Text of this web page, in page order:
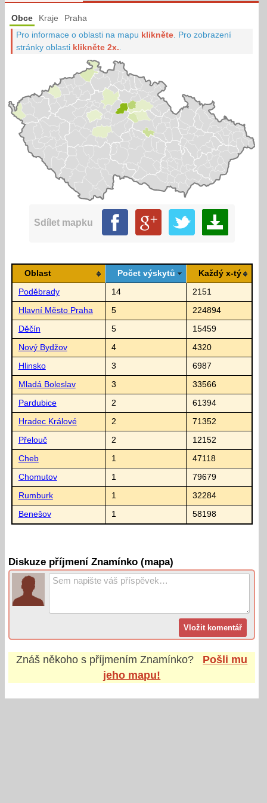
Obce Kraje Praha
Pro informace o oblasti na mapu klikněte Pro zobrazení
stránky oblasti klikněte 2x.
Sdílet mapku
Oblast Počet výskytů Každý x-tý
Poděbrady 14 2151
Hlavní Město Praha 5 224894
Děčín 5 15459
Nový Bydžov 4 4320
Hlinsko 3 6987
Mladá Boleslav 3 33566
Pardubice 2 61394
Hradec Králové 2 71352
Přelouč 2 12152
Cheb 1 47118
Chomutov 1 79679
Rumburk 1 32284
Benešov 1 58198
Diskuze příjmení Znamínko (mapa)
Znáš někoho s příjmenímZnamínko?
Pošli mu
jeho mapu!